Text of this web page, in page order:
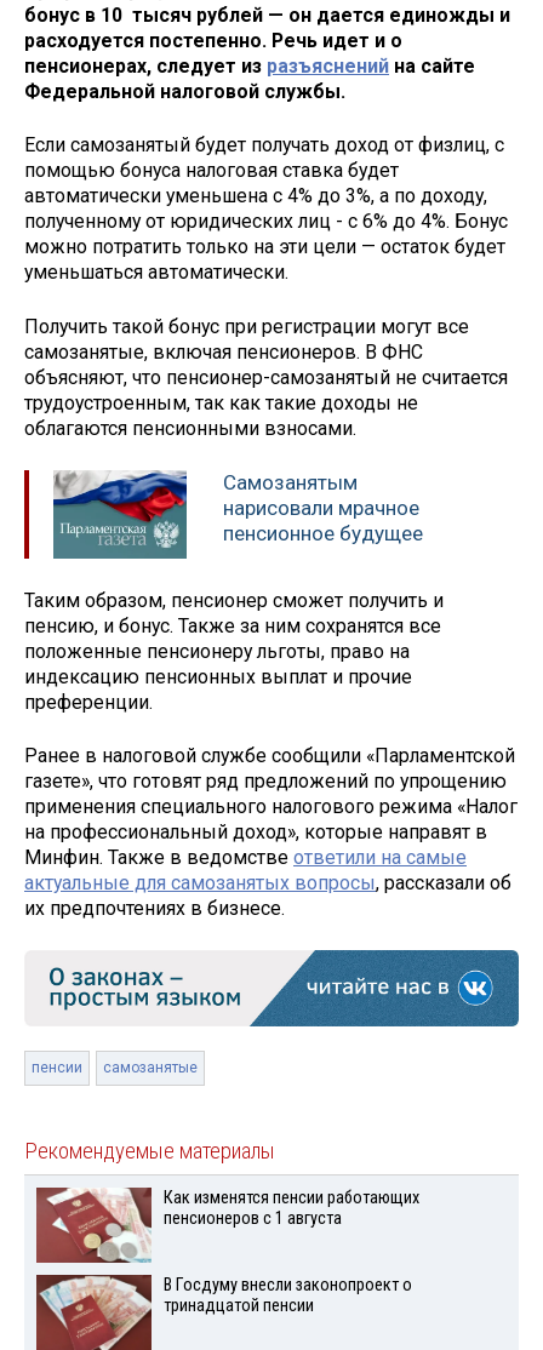
бонус в 10 тысяч рублей — он дается единожды и
расходуется постепенно. Речь идет и о
пенсионерах, следует из разъяснений на сайте
Федеральной налоговой службы.
Если самозанятый будет получать доход от физлиц, с
помощью бонуса налоговая ставка будет
автоматически уменьшена с 4% до 3%, а по доходу,
полученному от юридических лиц - с 6% до 4%. Бонус
можно потратить только на эти цели — остаток будет
уменьшаться автоматически.
Получить такой бонус при регистрации могут все
самозанятые, включая пенсионеров. В ФНС
объясняют, что пенсионер-самозанятый не считается
трудоустроенным, так как такие доходы не
облагаются пенсионными взносами.
Самозанятым
нарисовали мрачное
пенсионное будущее
Таким образом, пенсионер сможет получить и
пенсию, и бонус. Также за ним сохранятся все
положенные пенсионеру льготы, право на
индексацию пенсионных выплат и прочие
преференции.
Ранее в налоговой службе сообщили «Парламентской
газете», что готовят ряд предложений по упрощению
применения специального налогового режима «Налог
на профессиональный доход», которые направят в
Минфин. Также в ведомстве ответили на самые
актуальные для самозанятых вопросы, рассказали об
их предпочтениях в бизнесе.
пенсии самозанятые
Рекомендуемые материалы
Как изменятся пенсии работающих
пенсионеров с 1 августа
В Госдуму внесли законопроект о
тринадцатой пенсии